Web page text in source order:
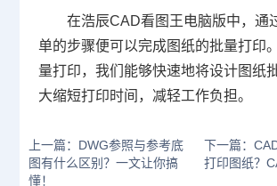
在浩辰CAD看图王电脑版中，通
单的步骤便可以完成图纸的批量打印
量打印，我们能够快速地将设计图纸
大缩短打印时间，减轻工作负担。
上一篇：DWG参照与参考底
图有什么区别？一文让你搞
懂！
下一篇：
打印图纸？